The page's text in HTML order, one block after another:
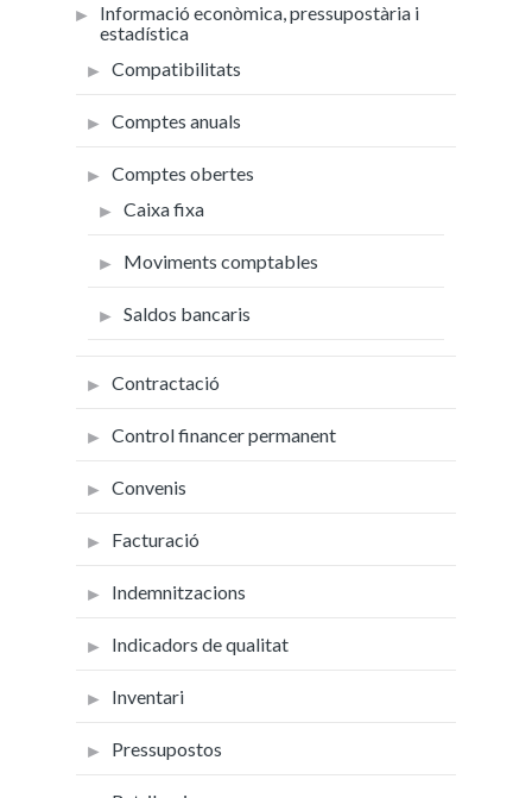
Informació econòmica, pressupostària i
estadística
Compatibilitats
Comptes anuals
Comptes obertes
Caixa fixa
Moviments comptables
Saldos bancaris
Contractació
Control financer permanent
Convenis
Facturació
Indemnitzacions
Indicadors de qualitat
Inventari
Pressupostos